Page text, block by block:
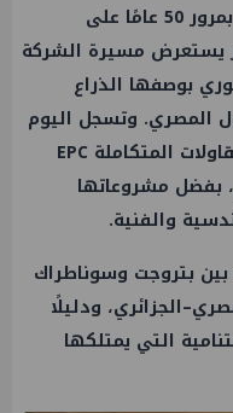
وتزامنت الزيارة مع احتفال بتروجت بمرور 50 عامًا على
يستعرض مسيرة الشركة
المحوري بوصفها الذراع
المصري. وتسجل اليوم
مكانة رائدة كإحدى أكبر شركات المقاولات المتكاملة EPC
بفضل مشروعاتها
والفنية.
بين بتروجت وسوناطراك
ودليلًا
التي يمتلكها